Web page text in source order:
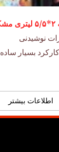
نوشیدنی
بسیار
اطلاعات بیشتر